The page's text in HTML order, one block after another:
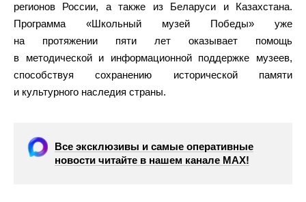
регионов России, а также из Беларуси и Казахстана.
Программа «Школьный музей Победы» уже
на протяжении пяти лет оказывает помощь
в методической и информационной поддержке музеев,
способствуя сохранению исторической памяти
и культурного наследия страны.
Все эксклюзивы и самые оперативные
новости читайте в нашем канале МАХ!